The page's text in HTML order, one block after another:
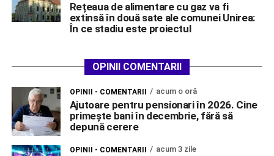
Rețeaua de alimentare cu gaz va fi
extinsă în două sate ale comunei Unirea:
În ce stadiu este proiectul
OPINII COMENTARII
OPINII - COMENTARII acum o oră
Ajutoare pentru pensionari în 2026. Cine
primește bani în decembrie, fără să
depună cerere
OPINII - COMENTARII acum 3 zile